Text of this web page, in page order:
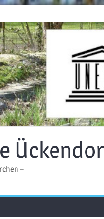
fort
–